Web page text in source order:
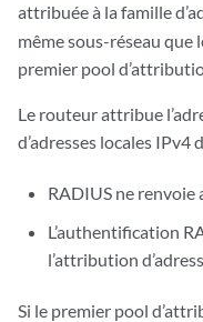
attribuée à la famille
même sous-réseau que
premier pool
Le routeur attribue
d’adresses locales IPv4
RADIUS ne renvoie
L’authentification
l’attribution
Si le premier pool